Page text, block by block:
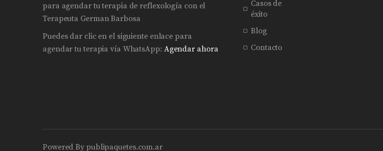
para agendar tu terapia de reflexología con el
Terapeuta German Barbosa
Puedes dar clic en el siguiente enlace para
agendar tu terapia vía WhatsApp: Agendar ahora
Casos de
éxito
Blog
Contacto
Powered By publipaquetes.com.ar